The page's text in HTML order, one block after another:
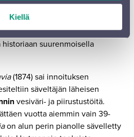
Kiellä
köyhyyteen ja lopulta
hengen vain 42-
isänsä luultavasti pahimmat
suurenmoisella
(1874) sai innoituksen
säveltäjän läheisen
vesiväri- ja piirustustöitä.
vuotta aiemmin vain 39-
on alun perin pianolle sävelletty